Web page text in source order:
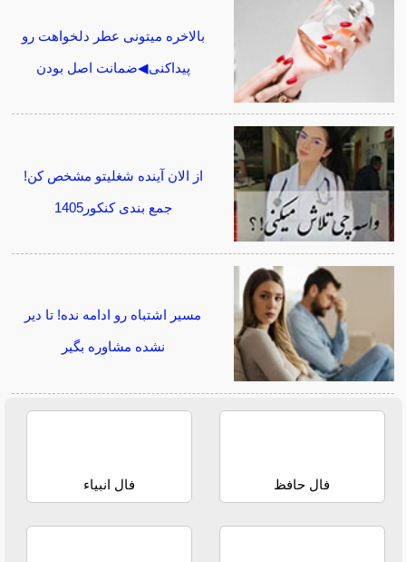
بالاخره میتونی عطر دلخواهت رو
پیداکنی◀ضمانت اصل بودن
از الان آینده شغلیتو مشخص کن!
جمع بندی کنکور1405
مسیر اشتباه رو ادامه نده! تا دیر
نشده مشاوره بگیر
فال حافظ فال انبیاء